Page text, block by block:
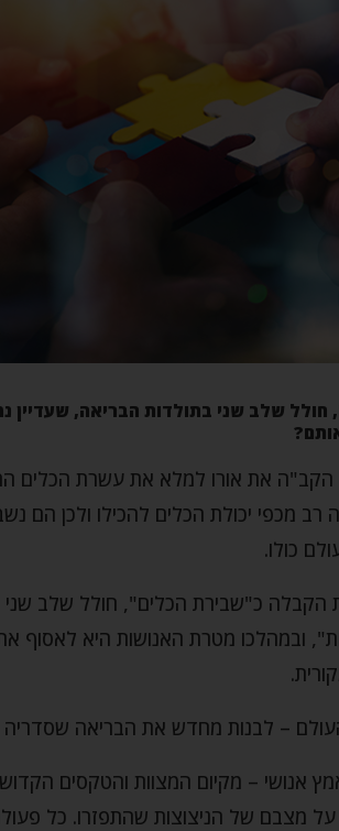
שלב שני בתולדות הבריאה, שעדיין
את אורו למלא את עשרת הכלים
רב מכפי יכולת הכלים להכילו ולכן הם
כולו.
הקבלה כ"שבירת הכלים", חולל שלב
ובמהלכו מטרת האנושות היא לאסוף
העולם – לבנות מחדש את הבריאה
אנושי – מקיום המצוות והטקסים
מצבם של הניצוצות שהתפזרו. כל